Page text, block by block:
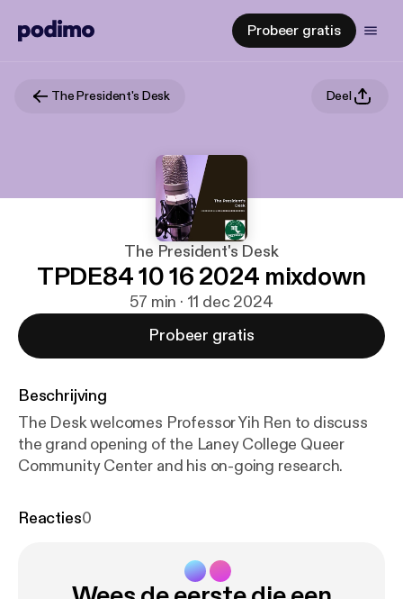
Probeer gratis
The President's Desk Deel
The President's Desk
TPDE84 10 16 2024 mixdown
57 min · 11 dec 2024
Probeer gratis
Beschrijving
The Desk welcomes Professor Yih Ren to discuss
the grand opening of the Laney College Queer
Community Center and his on-going research.
Reacties0